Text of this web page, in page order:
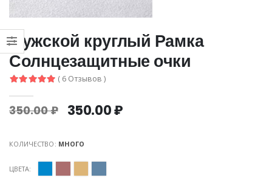
Мужской круглый Рамка
Солнцезащитные очки
( 6 Отзывов )
350.00 ₽ 350.00 ₽
КОЛИЧЕСТВО: МНОГО
ЦВЕТА: